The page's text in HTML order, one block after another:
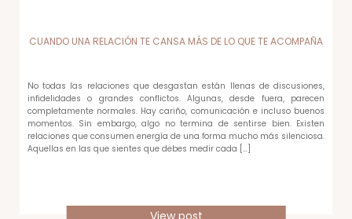
CUANDO UNA RELACIÓN TE CANSA MÁS DE LO QUE TE ACOMPAÑA
No todas las relaciones que desgastan están llenas de discusiones,
infidelidades o grandes conflictos. Algunas, desde fuera, parecen
completamente normales. Hay cariño, comunicación e incluso buenos
momentos. Sin embargo, algo no termina de sentirse bien. Existen
relaciones que consumen energía de una forma mucho más silenciosa.
Aquellas en las que sientes que debes medir cada […]
View post